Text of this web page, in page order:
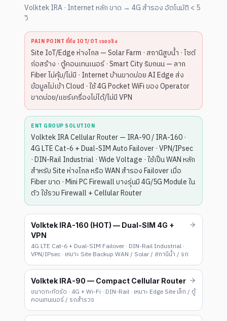
Volktek IRA · Internet หลัก ขาด → 4G สำรอง อัตโนมัติ < 5
วิ
PAIN POINT ที่ทีม IOT/OT เจอจริง
Site IoT/Edge ห่างไกล — Solar Farm · สถานีสูบน้ำ · ไซต์
ก่อสร้าง · ตู้คอนเทนเนอร์ · Smart City ริมถนน — ลาก
Fiber ไม่คุ้ม/ไม่มี · Internet บ้านขาดบ่อย AI Edge ส่ง
ข้อมูลไม่เข้า Cloud · ใช้ 4G Pocket WiFi ของ Operator
ขาดบ่อย/แชร์เครื่องไม่ได้/ไม่มี VPN
ENT GROUP SOLUTION
Volktek IRA Cellular Router — IRA-90 / IRA-160 ·
4G LTE Cat-6 + Dual-SIM Auto Failover · VPN/IPsec
· DIN-Rail Industrial · Wide Voltage · ใช้เป็น WAN หลัก
สำหรับ Site ห่างไกล หรือ WAN สำรอง Failover เมื่อ
Fiber ขาด · Mini PC Firewall บางรุ่นมี 4G/5G Module ใน
ตัว ใช้รวม Firewall + Cellular Router
Volktek IRA-160 (HOT) — Dual-SIM 4G +
VPN
4G LTE Cat-6 + Dual-SIM Failover · DIN-Rail Industrial ·
VPN/IPsec · เหมาะ Site Backup WAN / Solar / สถานีน้ำ / รถ
Volktek IRA-90 — Compact Cellular Router
ขนาดกะทัดรัด · 4G + Wi-Fi · DIN-Rail · เหมาะ Edge Site เล็ก / ตู้
คอนเทนเนอร์ / รถสำรวจ